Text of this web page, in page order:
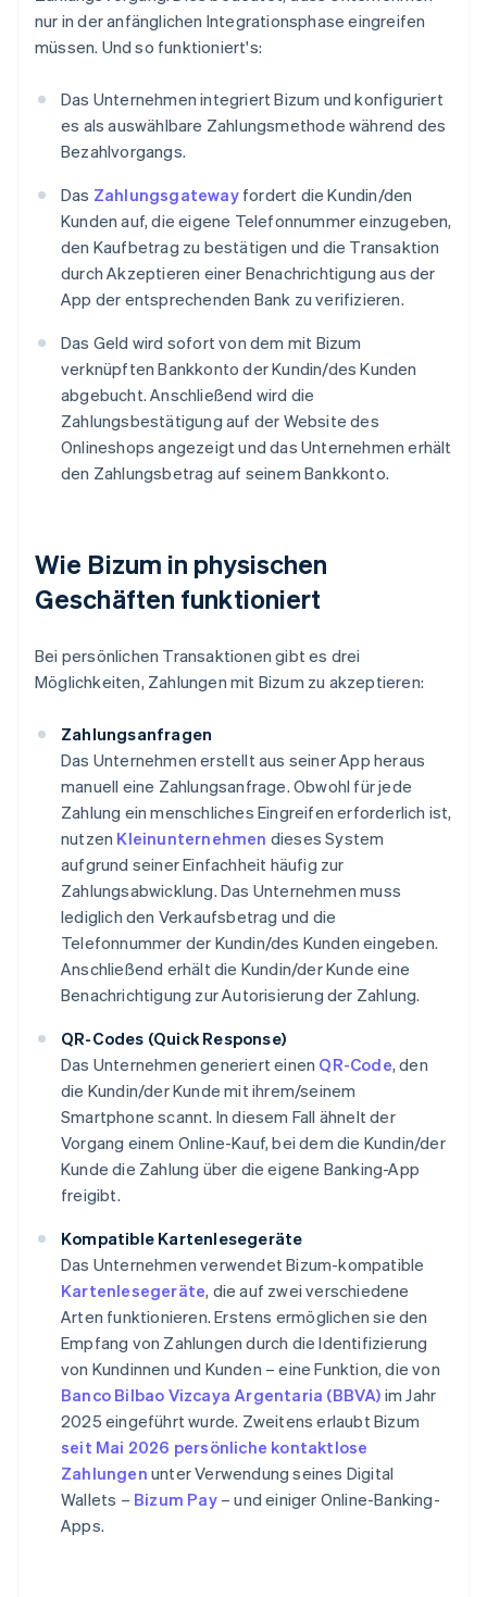
nur in der anfänglichen Integrationsphase eingreifen
müssen. Und so funktioniert's:
Das Unternehmen integriert Bizum und konfiguriert
es als auswählbare Zahlungsmethode während des
Bezahlvorgangs.
Das Zahlungsgatewayfordert die Kundin/den
Kunden auf, die eigene Telefonnummer einzugeben,
den Kaufbetrag zu bestätigen und die Transaktion
durch Akzeptieren einer Benachrichtigung aus der
App der entsprechenden Bank zu verifizieren.
Das Geld wird sofort von dem mit Bizum
verknüpften Bankkonto der Kundin/des Kunden
abgebucht. Anschließend wird die
Zahlungsbestätigung auf der Website des
Onlineshops angezeigt und das Unternehmen erhält
den Zahlungsbetrag auf seinem Bankkonto.
Wie Bizum in physischen
Geschäften funktioniert
Bei persönlichen Transaktionen gibt es drei
Möglichkeiten, Zahlungen mit Bizum zu akzeptieren:
Zahlungsanfragen
Das Unternehmen erstellt aus seiner App heraus
manuell eine Zahlungsanfrage. Obwohl für jede
Zahlung ein menschliches Eingreifen erforderlich ist,
nutzen Kleinunternehmen dieses System
aufgrund seiner Einfachheit häufig zur
Zahlungsabwicklung. Das Unternehmen muss
lediglich den Verkaufsbetrag und die
Telefonnummer der Kundin/des Kunden eingeben.
Anschließend erhält die Kundin/der Kunde eine
Benachrichtigung zur Autorisierung der Zahlung.
QR-Codes (Quick Response)
Das Unternehmen generiert einen QR-Code, den
die Kundin/der Kunde mit ihrem/seinem
Smartphone scannt. In diesem Fall ähnelt der
Vorgang einem Online-Kauf, bei dem die Kundin/der
Kunde die Zahlung über die eigene Banking-App
freigibt.
Kompatible Kartenlesegeräte
Das Unternehmen verwendet Bizum-kompatible
Kartenlesegeräte, die auf zwei verschiedene
Arten funktionieren. Erstens ermöglichen sie den
Empfang von Zahlungen durch die Identifizierung
von Kundinnen und Kunden – eine Funktion, die von
Banco Bilbao Vizcaya Argentaria (BBVA) im Jahr
2025 eingeführt wurde. Zweitens erlaubt Bizum
seit Mai 2026 persönliche kontaktlose
Zahlungen unter Verwendung seines Digital
Wallets – Bizum Pay– und einiger Online-Banking-
Apps.